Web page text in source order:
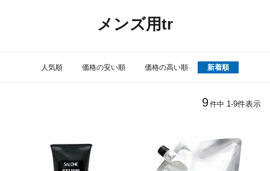
メンズ用tr
人気順 価格の安い順 価格の高い順 新着順
9件中 1-9件表示